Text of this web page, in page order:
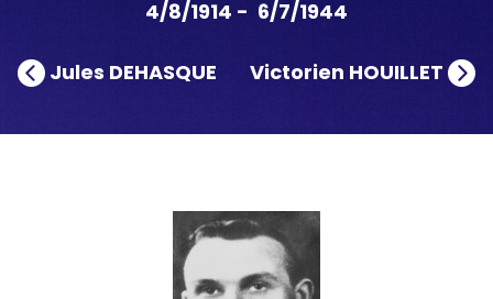
4/8/1914 - 6/7/1944
Jules DEHASQUE Victorien HOUILLET